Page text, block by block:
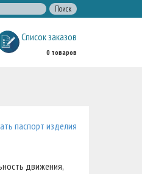
Список заказов
0 товаров
паспорт изделия
движения,